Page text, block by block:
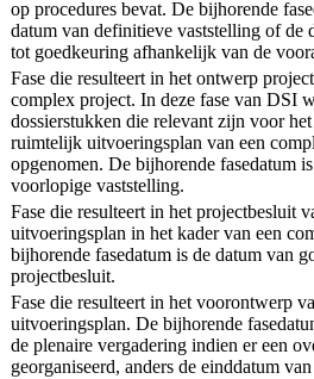
op procedures bevat. De bijhorende
datum van definitieve vaststelling of de
tot goedkeuring afhankelijk van de
Fase die resulteert in het ontwerp
complex project. In deze fase van DSI
dossierstukken die relevant zijn voor
ruimtelijk uitvoeringsplan van een
opgenomen. De bijhorende fasedatum
voorlopige vaststelling.
Fase die resulteert in het projectbesluit
uitvoeringsplan in het kader van een
bijhorende fasedatum is de datum van
projectbesluit.
Fase die resulteert in het voorontwerp
uitvoeringsplan. De bijhorende
de plenaire vergadering indien er een
georganiseerd, anders de einddatum